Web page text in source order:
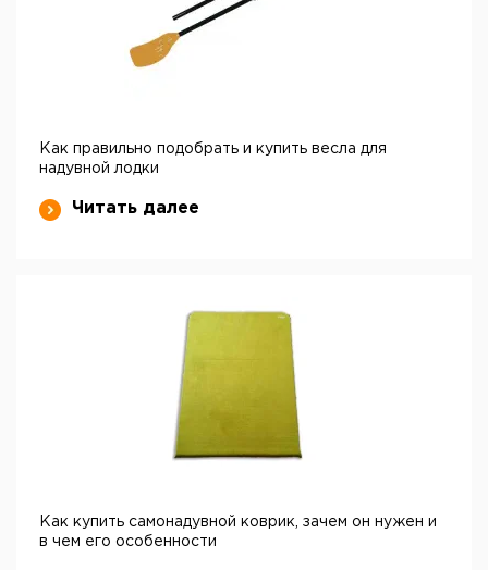
Как правильно подобрать и купить весла для
надувной лодки
Читать далее
Как купить самонадувной коврик, зачем он нужен и
в чем его особенности